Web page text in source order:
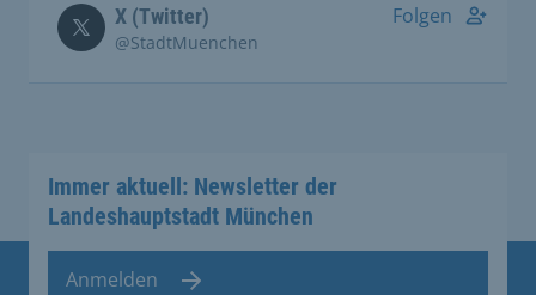
X (Twitter)
@StadtMuenchen
Folgen
Immer aktuell: Newsletter der
Landeshauptstadt München
Anmelden